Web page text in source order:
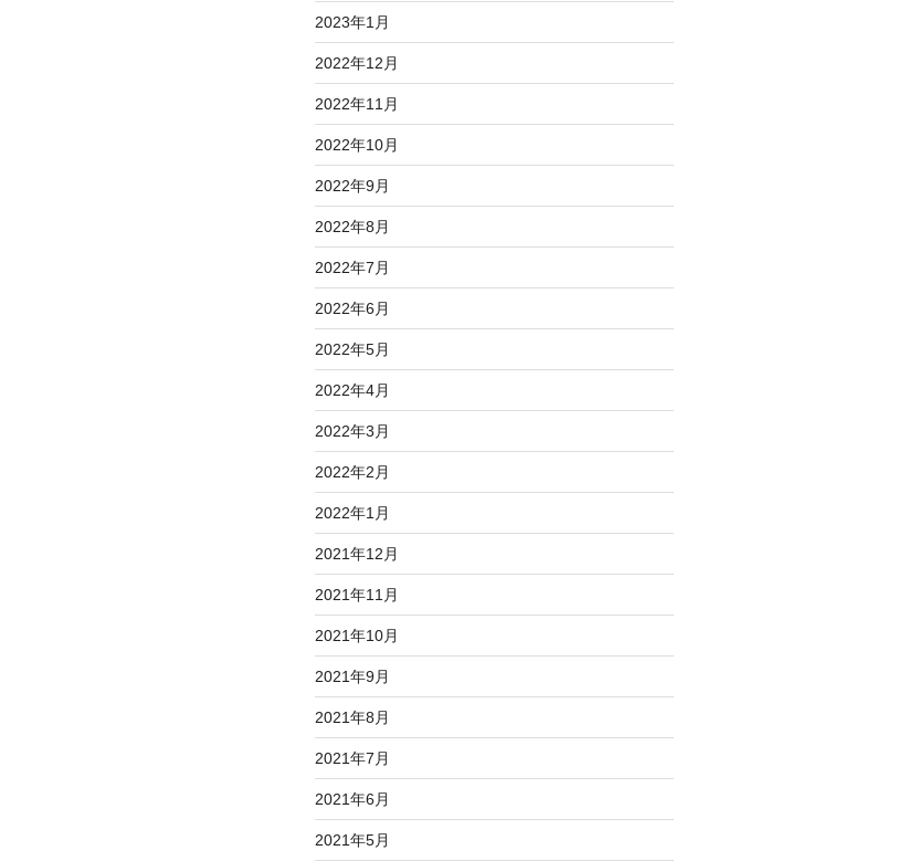
2023年1月
2022年12月
2022年11月
2022年10月
2022年9月
2022年8月
2022年7月
2022年6月
2022年5月
2022年4月
2022年3月
2022年2月
2022年1月
2021年12月
2021年11月
2021年10月
2021年9月
2021年8月
2021年7月
2021年6月
2021年5月